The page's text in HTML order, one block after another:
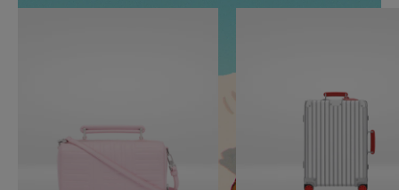
VÍDEO
PRESSIONE
VÍDEO
FAVOR,